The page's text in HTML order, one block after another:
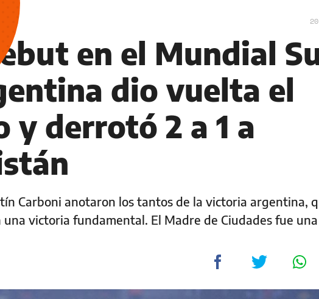
en el Mundial
dio vuelta el
y derrotó 2 a 1 a
Carboni anotaron los tantos de la victoria argentina,
una victoria fundamental. El Madre de Ciudades fue